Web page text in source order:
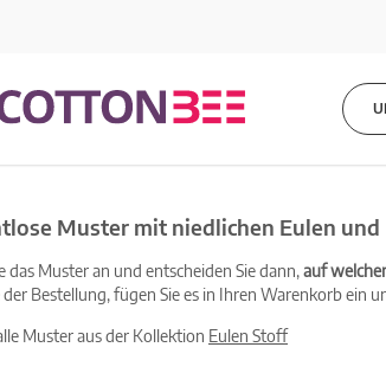
Muster mit niedlichen Eulen
Muster an und entscheiden Sie dann,auf
Bestellung, fügen Sie es in Ihren Warenkorb ein
Muster aus der Kollektion Eulen Stoff